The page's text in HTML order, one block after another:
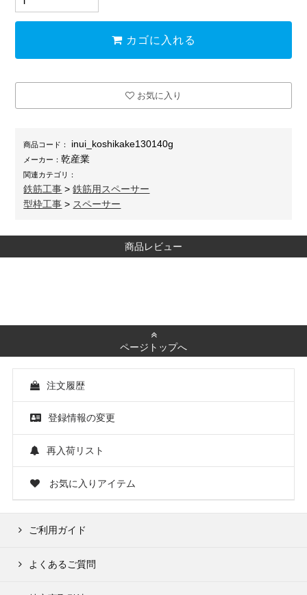
カゴに入れる
お気に入り
商品コード： inui_koshikake130140g
メーカー：乾産業
関連カテゴリ：
鉄筋工事 >鉄筋用スペーサー
型枠工事 > スペーサー
商品レビュー
ページトップへ
注文履歴
登録情報の変更
再入荷リスト
お気に入りアイテム
ご利用ガイド
よくあるご質問